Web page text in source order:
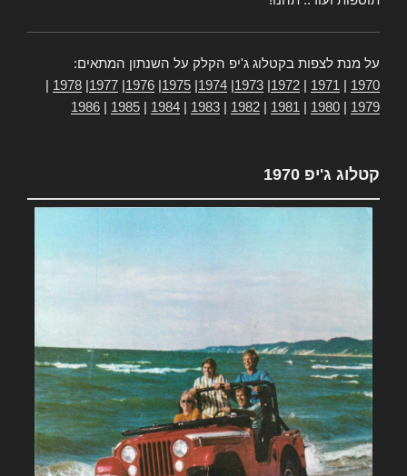
על מנת לצפות בקטלוג ג'יפ הקלק על השנתון המתאים:
1970
1971
1972
1973
1974
1975
1976
1977
1978
1979
1980
1981
1982
1983
1984
1985
1986
קטלוג ג'יפ 1970